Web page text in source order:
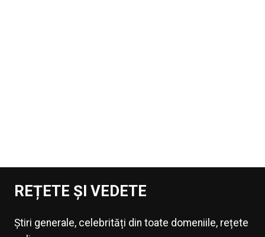
REȚETE ȘI VEDETE
Știri generale, celebrități din toate domeniile, rețete